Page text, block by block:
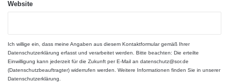
Website
Ich willige ein, dass meine Angaben aus diesem Kontaktformular gemäß Ihrer
Datenschutzerklärung erfasst und verarbeitet werden. Bitte beachten: Die erteilte
Einwilligung kann jederzeit für die Zukunft per E-Mail an datenschutz@sor.de
(Datenschutzbeauftragter) widerrufen werden. Weitere Informationen finden Sie in unserer
Datenschutzerklärung